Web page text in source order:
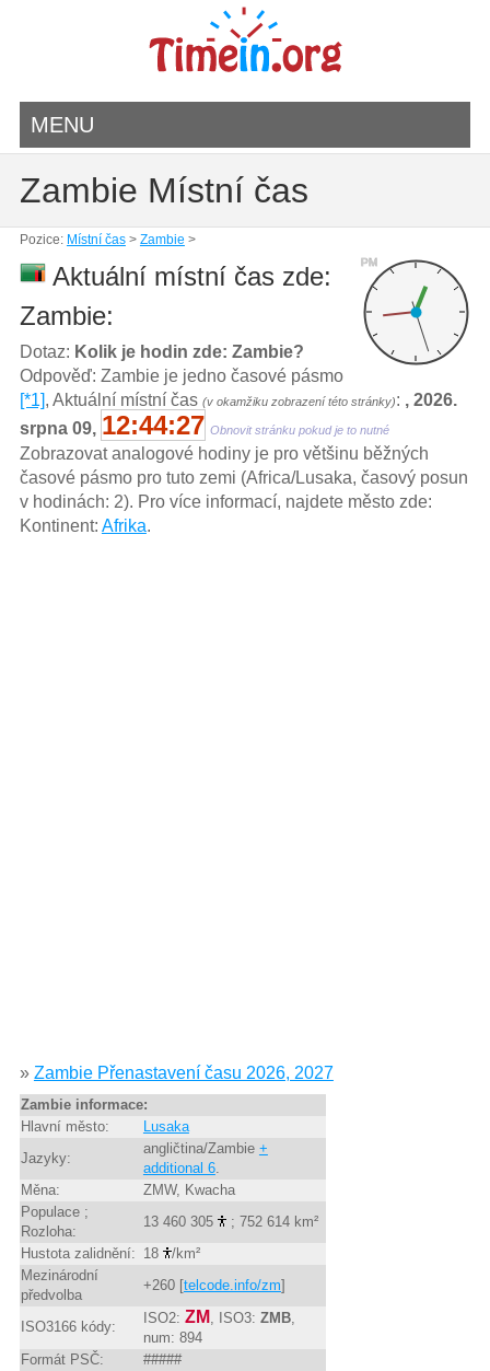
MENU
Zambie Místní čas
Pozice: Místní čas> Zambie >
PM
Aktuální místní čas zde:
Zambie:
Dotaz: Kolik je hodin zde: Zambie?
Odpověď: Zambie je jedno časové pásmo
[*1], Aktuální místní čas (v okamžiku zobrazení této stránky): , 2026.
srpna 09, 12:44:27 Obnovit stránku pokud je to nutné
Zobrazovat analogové hodiny je pro většinu běžných
časové pásmo pro tuto zemi (Africa/Lusaka, časový posun
v hodinách: 2). Pro více informací, najdete město zde:
Kontinent: Afrika.
» Zambie Přenastavení času 2026, 2027
Zambie informace:
Hlavní město:
Lusaka
Jazyky:
angličtina/Zambie +
additional 6.
Měna:
ZMW, Kwacha
Populace ;
Rozloha:
13 460 305
; 752 614 km²
Hustota zalidnění: 18
/km²
Mezinárodní
předvolba
+260 [telcode.info/zm]
ISO3166 kódy:
ISO2: ZM , ISO3: ZMB,
num: 894
Formát PSČ:
#####